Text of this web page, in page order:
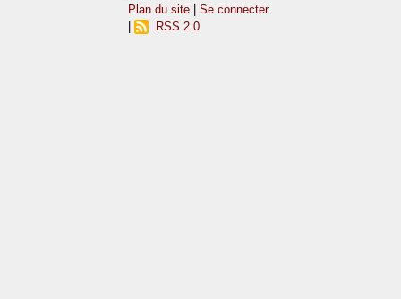
Plan du site |Se connecter
RSS 2.0